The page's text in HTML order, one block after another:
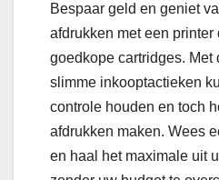
Bespaar geld en geniet
afdrukken met een
goedkope cartridges. Met
slimme inkooptactieken
controle houden en toch
afdrukken maken. Wees
en haal het maximale uit